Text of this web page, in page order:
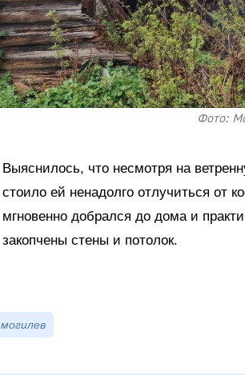
Фото:
Выяснилось, что несмотря на
стоило ей ненадолго отлучиться от
мгновенно добрался до дома и
закопчены стены и потолок.
могилев